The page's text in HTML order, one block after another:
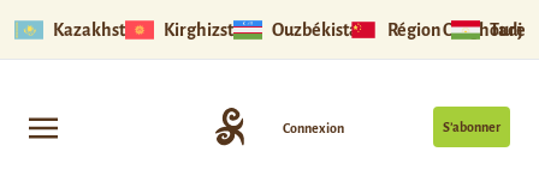
Kazakhstan Kirghizstan Ouzbékistan Région Ouïghoure
S’abonner
Connexion